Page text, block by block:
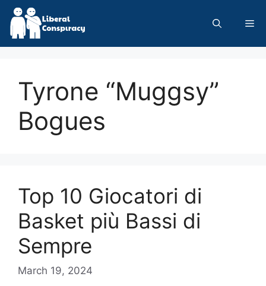
Skip
content
Tyrone “Muggsy”
Bogues
Top 10 Giocatori di
Basket più Bassi di
Sempre
March 19, 2024